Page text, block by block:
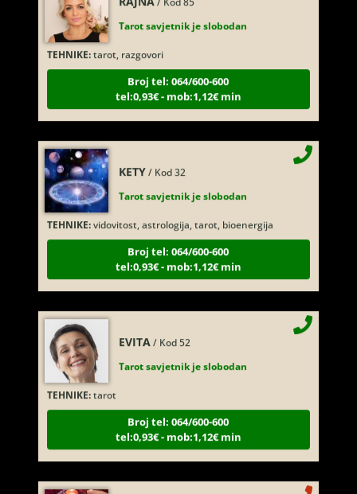
Tarot savjetnik je slobodan
TEHNIKE:tarot, razgovori
Broj tel: 064/600-600
tel:0,93€ - mob:1,12€ min
KETY / Kod 32
Tarot savjetnik je slobodan
TEHNIKE:vidovitost, astrologija, tarot, bioenergija
Broj tel: 064/600-600
tel:0,93€ - mob:1,12€ min
EVITA / Kod 52
Tarot savjetnik je slobodan
TEHNIKE:tarot
Broj tel: 064/600-600
tel:0,93€ - mob:1,12€ min